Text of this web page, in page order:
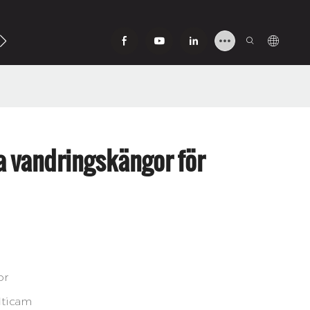
vandringskängor för